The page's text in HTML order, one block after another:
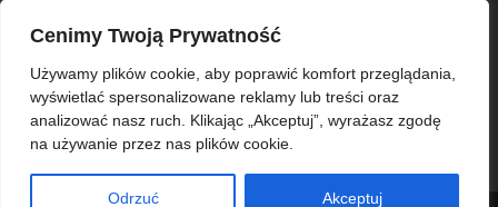
Cenimy Twoją Prywatność
Używamy plików cookie, aby poprawić komfort przeglądania,
wyświetlać spersonalizowane reklamy lub treści oraz
analizować nasz ruch. Klikając „Akceptuj”, wyrażasz zgodę
na używanie przez nas plików cookie.
Odrzuć Akceptuj
ŚLEDŹ NAS